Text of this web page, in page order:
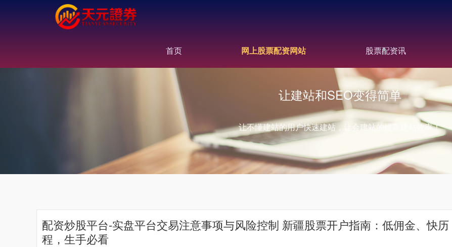
首页 网上股票配资网站 股票配资讯
让建站和SEO变得简单
让不懂建站的用户快速建站，让会建站的提高建站效率！
配资炒股平台-实盘平台交易注意事项与风险控制 新疆股票开户指南：低佣金、快历
程，生手必看